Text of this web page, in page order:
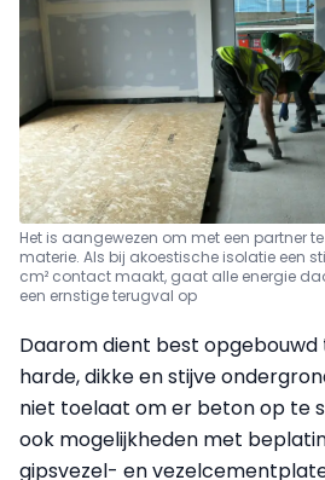
Het is aangewezen om met een partner
materie. Als bij akoestische isolatie een
cm² contact maakt, gaat alle energie
een ernstige terugval op
Daarom dient best
harde, dikke en stijve
niet toelaat om er beton op te
ook mogelijkheden met
gipsvezel- en